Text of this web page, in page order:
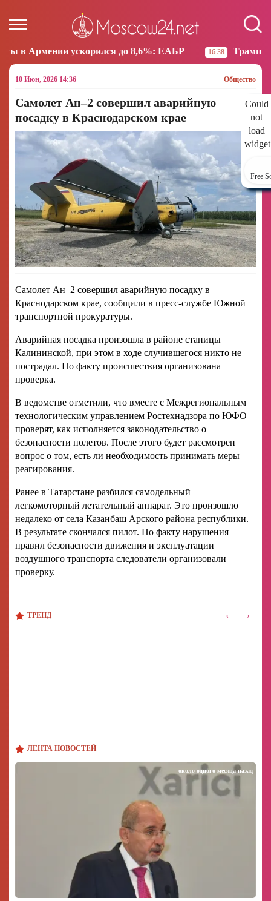
до 8,6%: ЕАБР 16:38 Трамп: США больше не
ЛЕНТА НОВОСТЕЙ
около одного месяца назад
10 Июн, 2026 14:36 Общество
Could
not
load
Free
Самолет Ан–2 совершил аварийную
посадку в Краснодарском крае
Самолет Ан–2 совершил аварийную посадку в
Краснодарском крае, сообщили в пресс-службе Южной
транспортной прокуратуры.
Аварийная посадка произошла в районе станицы
Калининской, при этом в ходе случившегося никто не
пострадал. По факту происшествия организована
проверка.
В ведомстве отметили, что вместе с Межрегиональным
технологическим управлением Ростехнадзора по ЮФО
проверят, как исполняется законодательство о
безопасности полетов. После этого будет рассмотрен
вопрос о том, есть ли необходимость принимать меры
реагирования.
Ранее в Татарстане разбился самодельный
легкомоторный летательный аппарат. Это произошло
недалеко от села Казанбаш Арского района республики.
В результате скончался пилот. По факту нарушения
правил безопасности движения и эксплуатации
воздушного транспорта следователи организовали
проверку.
ТРЕНД ‹ ›